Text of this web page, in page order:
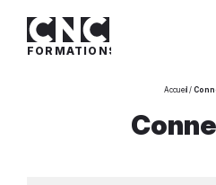
FORMATIONS
Accueil /